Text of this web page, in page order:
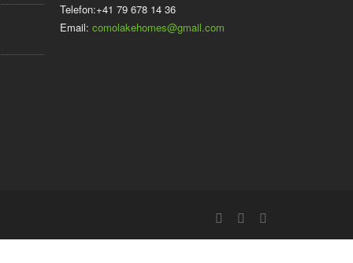
Telefon:+41 79 678 14 36
Email: comolakehomes@gmail.com